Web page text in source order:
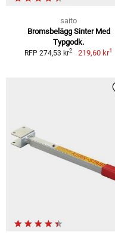
saito
Bromsbelägg Sinter Med
Typgodk.
RFP 274,53 kr2 219,60 kr1